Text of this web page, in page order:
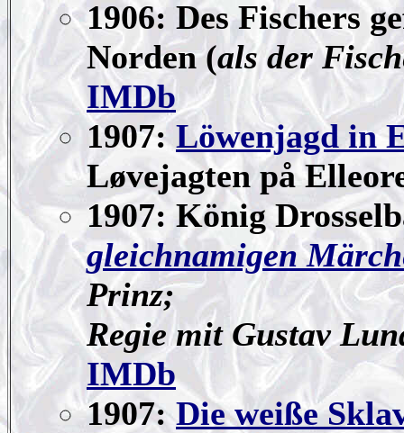
1906: Des Fischers
Norden (als der
IMDb
1907:Löwenjagd in
Løvejagten på
1907: König
gleichnamigen
Prinz;
Regie mit Gustav
IMDb
1907:Die weiße